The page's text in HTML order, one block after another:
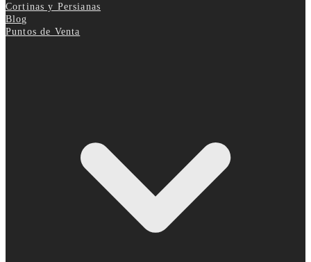
Cortinas y Persianas
Blog
Puntos de Venta